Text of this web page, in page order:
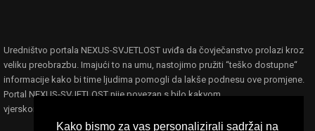
Kako bismo za vas personalizirali sadržaj na
Uredništvo portala NEXUS-SVJETLOST uviđa da čovječanstvo prolazi kroz
veliku preobrazbu. Imajući to na umu, nastojimo pružiti “teško dostupne“
informacije kako bi time ljudima pomogli da lakše podnesu ove promjene.
Portal NEXUS-SVJETLOST nije povezan s bilo kakvom
vjerskom,filozofskom ili političkom ideologijom ili organizacijom.